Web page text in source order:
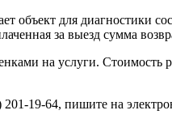
объект для диагностики
за выезд сумма
на услуги. Стоимость
19-64, пишите на